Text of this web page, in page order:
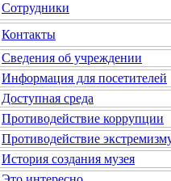
Сотрудники
Контакты
Сведения об учреждении
Информация для посетителей
Доступная среда
Противодействие коррупции
Противодействие
История создания музея